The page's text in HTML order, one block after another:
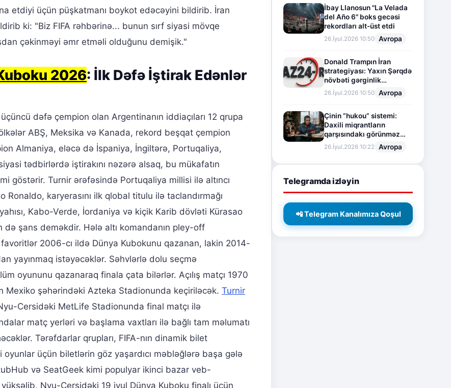
etdiyi üçün püşkatmanı boykot edəcəyini bildirib. İran
ki: "Biz FIFA rəhbərinə... bunun sırf siyasi mövqe
çəkinməyi əmr etməli olduğunu demişik."
2026: İlk Dəfə İştirak Edənlər
dəfə çempion olan Argentinanın iddiaçıları 12 qrupa
ABŞ, Meksika və Kanada, rekord beşqat çempion
Almaniya, eləcə də İspaniya, İngiltərə, Portuqaliya,
tədbirlərdə iştirakını nəzərə alsaq, bu mükafatın
göstərir. Turnir ərəfəsində Portuqaliya millisi ilə altıncı
Ronaldo, karyerasını ilk qlobal titulu ilə taclandırmağı
Kabo-Verde, İordaniya və kiçik Karib dövləti Kürasao
şans deməkdir. Hələ altı komandanın pley-off
2006-cı ildə Dünya Kubokunu qazanan, lakin 2014-
yayınmaq istəyəcəklər. Səhvlərlə dolu seçmə
oyununu qazanaraq finala çata bilərlər. Açılış matçı 1970
Mexiko şəhərindəki Azteka Stadionunda keçiriləcək. Turnir
Cersidəki MetLife Stadionunda final matçı ilə
matç yerləri və başlama vaxtları ilə bağlı tam məlumatı
Tərəfdarlar qrupları, FIFA-nın dinamik bilet
üçün biletlərin göz yaşardıcı məbləğlərə başa gələ
və SeatGeek kimi populyar ikinci bazar veb-
Nyu-Cersidəki 19 iyul Dünya Kuboku finalı üçün
İbay Llanosun "La Velada
del Año 6" boks gecəsi
rekordları alt-üst etdi
26.İyul.2026 10:50 Avropa
Donald Trampın İran
strategiyası: Yaxın Şərqdə
növbəti gərginlik
mərhələsi
26.İyul.2026 10:50 Avropa
Çinin “hukou” sistemi:
Daxili miqrantların
qarşısındakı görünməz
sədd
26.İyul.2026 10:22 Avropa
Telegramda izləyin
📲 Telegram Kanalımıza Qoşul